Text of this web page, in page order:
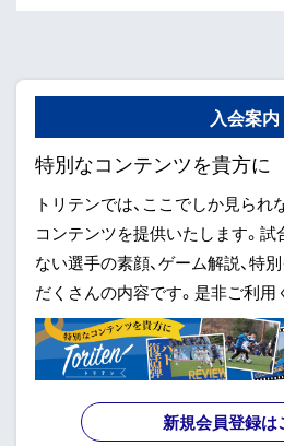
入会案内
特別なコンテンツを貴方に
トリテンでは、ここでしか見ら
コンテンツを提供いたします。
ない選手の素顔、ゲーム解説、特
だくさんの内容です。是非ご利用
新規会員登録は